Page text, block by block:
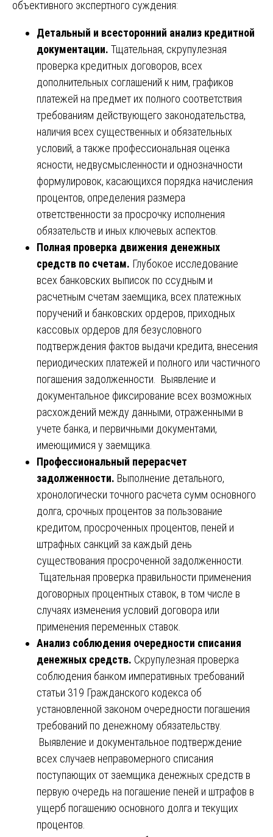
объективного экспертного суждения:
Детальный и всесторонний анализ кредитной
документации. Тщательная, скрупулезная
проверка кредитных договоров, всех
дополнительных соглашений к ним, графиков
платежей на предмет их полного соответствия
требованиям действующего законодательства,
наличия всех существенных и обязательных
условий, а также профессиональная оценка
ясности, недвусмысленности и однозначности
формулировок, касающихся порядка начисления
процентов, определения размера
ответственности за просрочку исполнения
обязательств и иных ключевых аспектов.
Полная проверка движения денежных
средств по счетам. Глубокое исследование
всех банковских выписок по ссудным и
расчетным счетам заемщика, всех платежных
поручений и банковских ордеров, приходных
кассовых ордеров для безусловного
подтверждения фактов выдачи кредита, внесения
периодических платежей и полного или частичного
погашения задолженности. Выявление и
документальное фиксирование всех возможных
расхождений между данными, отраженными в
учете банка, и первичными документами,
имеющимися у заемщика.
Профессиональный перерасчет
задолженности. Выполнение детального,
хронологически точного расчета сумм основного
долга, срочных процентов за пользование
кредитом, просроченных процентов, пеней и
штрафных санкций за каждый день
существования просроченной задолженности.
Тщательная проверка правильности применения
договорных процентных ставок, в том числе в
случаях изменения условий договора или
применения переменных ставок.
Анализ соблюдения очередности списания
денежных средств. Скрупулезная проверка
соблюдения банком императивных требований
статьи 319 Гражданского кодекса об
установленной законом очередности погашения
требований по денежному обязательству.
Выявление и документальное подтверждение
всех случаев неправомерного списания
поступающих от заемщика денежных средств в
первую очередь на погашение пеней и штрафов в
ущерб погашению основного долга и текущих
процентов.